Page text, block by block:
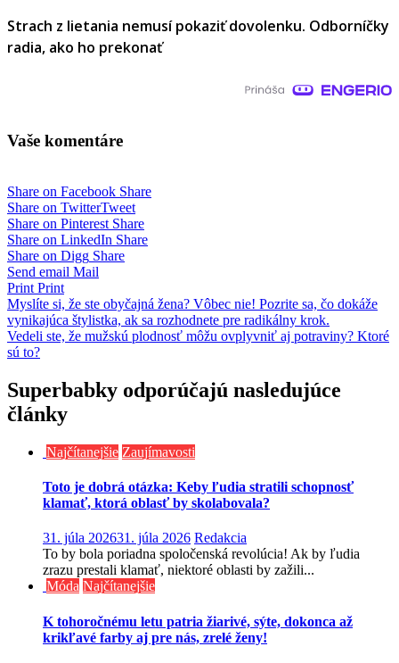
Strach z lietania nemusí pokaziť dovolenku. Odborníčky
radia, ako ho prekonať
Vaše komentáre
Share on Facebook Share
Share on TwitterTweet
Share on Pinterest Share
Share on LinkedIn Share
Share on Digg Share
Send email Mail
Print Print
Navigácia
v
článku
Myslíte si, že ste obyčajná žena? Vôbec nie! Pozrite sa, čo dokáže
vynikajúca štylistka, ak sa rozhodnete pre radikálny krok.
Vedeli ste, že mužskú plodnosť môžu ovplyvniť aj potraviny? Ktoré
sú to?
Superbabky odporúčajú nasledujúce
články
Najčítanejšie Zaujímavosti
Toto je dobrá otázka: Keby ľudia stratili schopnosť
klamať, ktorá oblasť by skolabovala?
31. júla 202631. júla 2026 Redakcia
To by bola poriadna spoločenská revolúcia! Ak by ľudia
zrazu prestali klamať, niektoré oblasti by zažili...
Móda Najčítanejšie
K tohoročnému letu patria žiarivé, sýte, dokonca až
krikľavé farby aj pre nás, zrelé ženy!